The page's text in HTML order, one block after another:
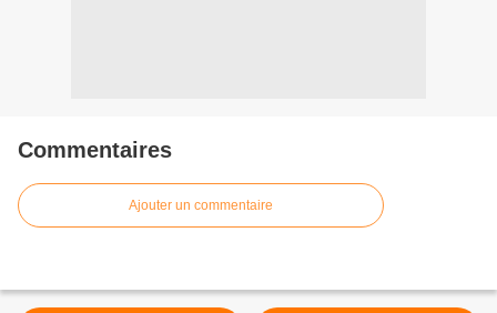
Commentaires
Ajouter un commentaire